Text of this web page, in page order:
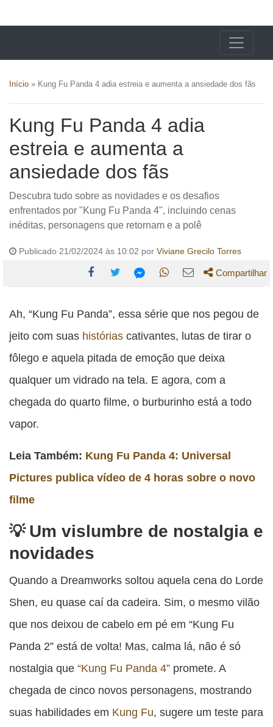
Início » Kung Fu Panda 4 adia estreia e aumenta a ansiedade dos fãs
Kung Fu Panda 4 adia
estreia e aumenta a
ansiedade dos fãs
Descubra tudo sobre as novidades e os desafios
enfrentados por "Kung Fu Panda 4", incluindo cenas
inéditas, personagens que retornam e a polê
Publicado 21/02/2024 às 10:02 por Viviane Grecilo Torres
esta
publicação
esta
publicação
esta
publicação
esta
publicação
WhatsApp
esta
publicação
Compartilhar
Ah, “Kung Fu Panda”, essa série que nos pegou de
jeito com suas histórias cativantes, lutas de tirar o
fôlego e aquela pitada de emoção que deixa
qualquer um vidrado na tela. E agora, com a
chegada do quarto filme, o burburinho está a todo
vapor.
Leia Também: Kung Fu Panda 4: Universal
Pictures publica vídeo de 4 horas sobre o novo
filme
Um vislumbre de nostalgia e
novidades
Quando a Dreamworks soltou aquela cena do Lorde
Shen, eu quase caí da cadeira. Sim, o mesmo vilão
que nos deixou de cabelo em pé em “Kung Fu
Panda 2” está de volta! Mas, calma lá, não é só
nostalgia que “Kung Fu Panda 4” promete. A
chegada de cinco novos personagens, mostrando
suas habilidades em Kung Fu, sugere um teste para